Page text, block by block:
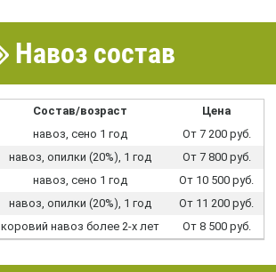
Навоз состав
Состав/возраст
Цена
навоз, сено 1 год
От 7 200 руб.
навоз, опилки (20%), 1 год
От 7 800 руб.
навоз, сено 1 год
От 10 500 руб.
навоз, опилки (20%), 1 год
От 11 200 руб.
коровий навоз более 2-х лет От 8 500 руб.